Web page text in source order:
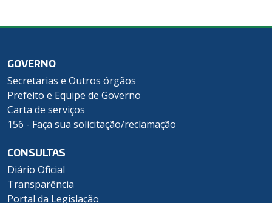
GOVERNO
Secretarias e Outros órgãos
Prefeito e Equipe de Governo
Carta de serviços
156 - Faça sua solicitação/reclamação
CONSULTAS
Diário Oficial
Transparência
Portal da Legislação